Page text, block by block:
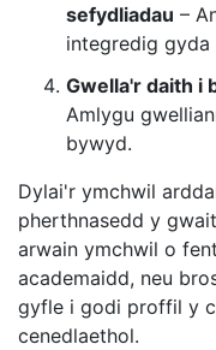
sefydliadau –
integredig
Gwella'r daith i
Amlygu
bywyd.
Dylai'r ymchwil
pherthnasedd y
arwain ymchwil o
academaidd, neu
gyfle i godi proffil y
cenedlaethol.